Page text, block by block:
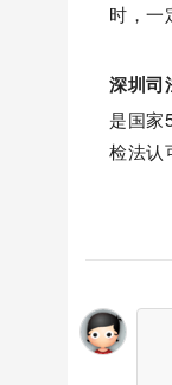
时，一
深圳司
是国家
检法认